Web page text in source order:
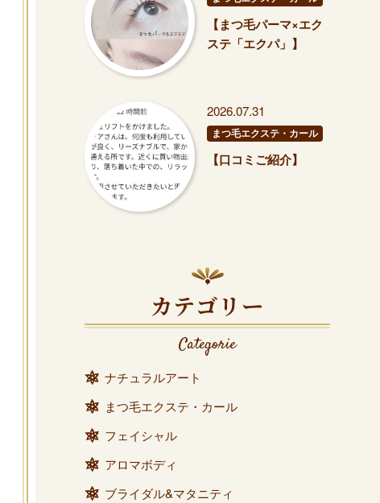
【まつ毛パーマ×エク
ステ「エクパ」】
2026.07.31
まつ毛エクステ・カール
【口コミご紹介】
カテゴリー
Categorie
ナチュラルアート
まつ毛エクステ・カール
フェイシャル
アロマボディ
ブライダル&マタニティ